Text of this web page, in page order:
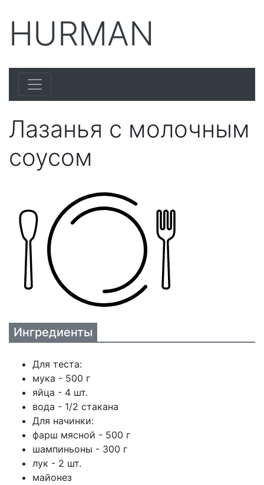
HURMAN
Лазанья с молочным
соусом
Ингредиенты
Для теста:
мука - 500 г
яйца - 4 шт.
вода - 1/2 стакана
Для начинки:
фарш мясной - 500 г
шампиньоны - 300 г
лук - 2 шт.
майонез